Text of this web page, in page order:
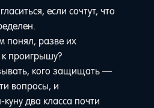
если сочтут, что
понял, разве их
проигрышу?
кого защищать —
вопросы, и
два класса почти